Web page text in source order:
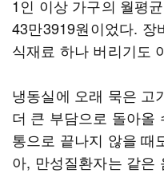
1인 이상 가구의 월평
43만3919원이었다. 장
식재료 하나 버리기도
냉동실에 오래 묵은 고
더 큰 부담으로 돌아올
통으로 끝나지 않을 때
아, 만성질환자는 같은